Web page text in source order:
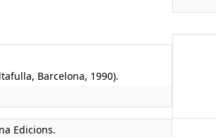
Barcelona, 1990).
Edicions.